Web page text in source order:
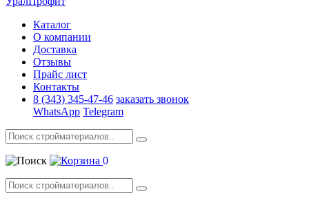
Каталог
О компании
Доставка
Отзывы
Прайс лист
Контакты
8 (343) 345-47-46 заказать звонок
WhatsApp Telegram
0